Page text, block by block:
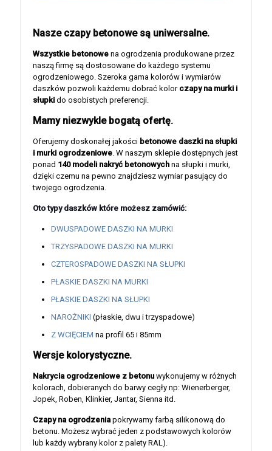
Nasze czapy betonowe są uniwersalne.
Wszystkie betonowe na ogrodzenia produkowane przez
naszą firmę są dostosowane do każdego systemu
ogrodzeniowego. Szeroka gama kolorów i wymiarów
daszków pozwoli każdemu dobrać kolor czapy na murki i
słupki do osobistych preferencji.
Mamy niezwykle bogatą ofertę.
Oferujemy doskonałej jakości betonowe daszki na słupki
i murki ogrodzeniowe. W naszym sklepie dostępnych jest
ponad 140 modeli nakryć betonowych na słupki i murki,
dzięki czemu na pewno znajdziesz wymiar pasujący do
twojego ogrodzenia.
Oto typy daszków które możesz zamówić:
DWUSPADOWE DASZKI NA MURKI
TRZYSPADOWE DASZKI NA MURKI
CZTEROSPADOWE DASZKI NA SŁUPKI
PŁASKIE DASZKI NA MURKI
PŁASKIE DASZKI NA SŁUPKI
NAROŻNIKI (płaskie, dwu i trzyspadowe)
Z WCIĘCIEM na profil 65 i 85mm
Wersje kolorystyczne.
Nakrycia ogrodzeniowe z betonu wykonujemy w różnych
kolorach, dobieranych do barwy cegły np: Wienerberger,
Jopek, Roben, Klinkier, Jantar, Sienna itd.
Czapy na ogrodzeniapokrywamy farbą silikonową do
betonu. Możesz wybrać jeden z podstawowych kolorów
lub każdy wybrany kolor z palety RAL).